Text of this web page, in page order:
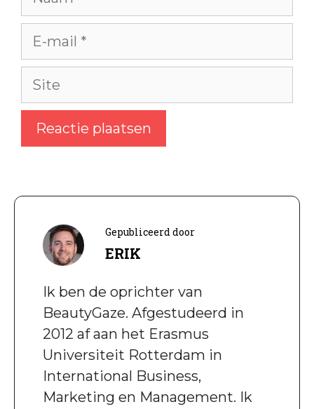
E-
Site
Gepubliceerd door
ERIK
Ik ben de oprichter van
BeautyGaze. Afgestudeerd in
2012 af aan het Erasmus
Universiteit Rotterdam in
International Business,
Marketing en Management. Ik